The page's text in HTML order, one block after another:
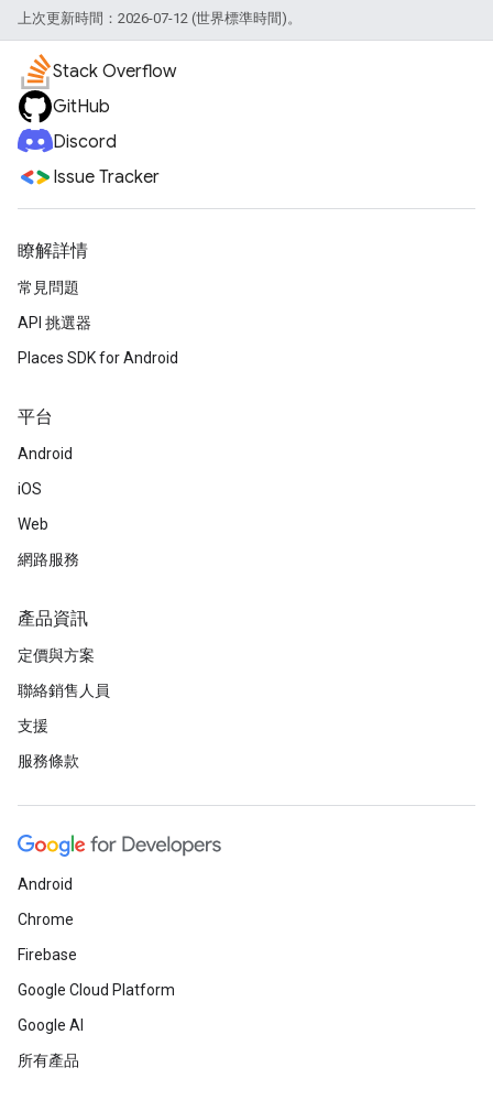
上次更新時間：2026-07-12 (世界標準時間)。
Stack Overflow
GitHub
Discord
Issue Tracker
瞭解詳情
常見問題
API 挑選器
Places SDK for Android
平台
Android
iOS
Web
網路服務
產品資訊
定價與方案
聯絡銷售人員
支援
服務條款
Android
Chrome
Firebase
Google Cloud Platform
Google AI
所有產品